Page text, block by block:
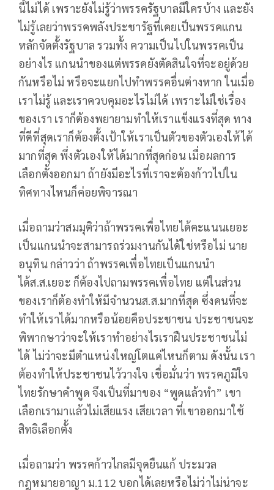
นี้ไม่ได้ เพราะยังไม่รู้ว่าพรรครัฐบาลมีใครบ้าง และยัง
ไม่รู้เลยว่าพรรคพลังประชารัฐที่เคยเป็นพรรคแกน
หลักจัดตั้งรัฐบาล รวมทั้ง ความเป็นไปในพรรคเป็น
อย่างไร แกนนำของแต่พรรคยังตัดสินใจที่จะอยู่ด้วย
กันหรือไม่ หรือจะแยกไปทำพรรคอื่นต่างหาก ในเมื่อ
เราไม่รู้ และเราควบคุมอะไรไม่ได้ เพราะไม่ใช่เรื่อง
ของเรา เราก็ต้องพยายามทำให้เราแข็งแรงที่สุด ทาง
ที่ดีที่สุดเราก็ต้องตั้งเป้าให้เราเป็นตัวของตัวเองให้ได้
มากที่สุด พึ่งตัวเองให้ได้มากที่สุดก่อน เมื่อผลการ
เลือกตั้งออกมา ถ้ายังมีอะไรที่เราจะต้องก้าวไปใน
ทิศทางไหนก็ค่อยพิจารณา
เมื่อถามว่าสมมุติว่าถ้าพรรคเพื่อไทยได้คะแนนเยอะ
เป็นแกนนำจะสามารถร่วมงานกันได้ใช่หรือไม่ นาย
อนุทิน กล่าวว่า ถ้าพรรคเพื่อไทยเป็นแกนนำ
ได้ส.ส.เยอะ ก็ต้องไปถามพรรคเพื่อไทย แต่ในส่วน
ของเราก็ต้องทำให้มีจำนวนส.ส.มากที่สุด ซึ่งคนที่จะ
ทำให้เราได้มากหรือน้อยคือประชาชน ประชาชนจะ
พิพากษาว่าจะให้เราทำอย่างไรเราฝืนประชาชนไม่
ได้ ไม่ว่าจะมีตำแหน่งใหญ่โตแค่ไหนก็ตาม ดังนั้น เรา
ต้องทำให้ประชาชนไว้วางใจ เชื่อมั่นว่า พรรคภูมิใจ
ไทยรักษาคำพูด จึงเป็นที่มาของ “พูดแล้วทำ” เขา
เลือกเรามาแล้วไม่เสียแรง เสียเวลา ที่เขาออกมาใช้
สิทธิเลือกตั้ง
เมื่อถามว่า พรรคก้าวไกลมีจุดยืนแก้ ประมวล
กฎหมายอาญา ม.112 บอกได้เลยหรือไม่ว่าไม่น่าจะ